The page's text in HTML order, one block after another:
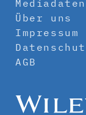
Mediadaten
Über uns
Impressum
AGB